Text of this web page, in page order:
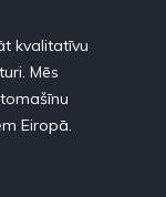
kvalitatīvu
Mēs
Eiropā.